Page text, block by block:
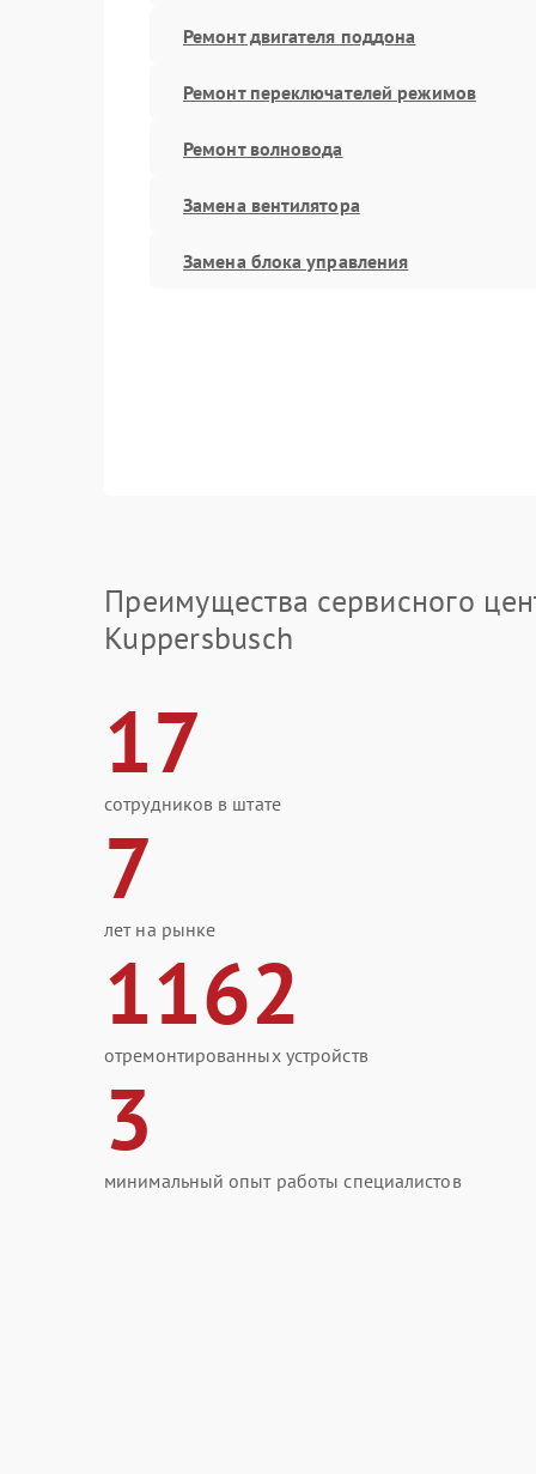
Ремонт двигателя поддона
Ремонт переключателей режимов
Ремонт волновода
Замена вентилятора
Замена блока управления
Преимущества сервисного
Kuppersbusch
17
сотрудников в штате
7
лет на рынке
1162
отремонтированных устройств
3
минимальный опыт работы специалистов